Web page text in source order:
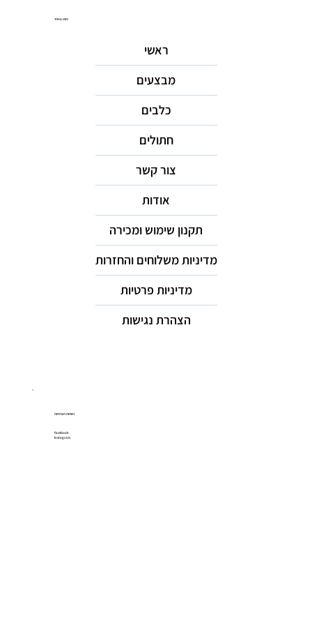
ניווט באתר
ראשי
מבצעים
כלבים
חתולים
צור קשר
אודות
תקנון שימוש ומכירה
מדיניות משלוחים והחזרות
מדיניות פרטיות
הצהרת נגישות
רשתות חברתיות
Facebook
Instagram